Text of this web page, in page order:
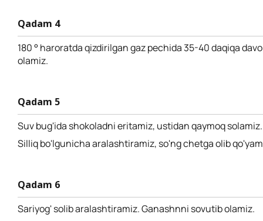
Qadam 4
180 ° haroratda qizdirilgan gaz pechida 35-40 daqiqa
olamiz.
Qadam 5
Suv bug'ida shokoladni eritamiz, ustidan qaymoq solamiz.
Silliq bo'lgunicha aralashtiramiz, so'ng chetga olib
Qadam 6
Sariyog' solib aralashtiramiz. Ganashnni sovutib olamiz.